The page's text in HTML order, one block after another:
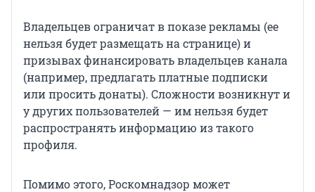
Владельцев ограничат в показе рекламы (ее
нельзя будет размещать на странице) и
призывах финансировать владельцев канала
(например, предлагать платные подписки
или просить донаты). Сложности возникнут и
у других пользователей — им нельзя будет
распространять информацию из такого
профиля.
Помимо этого, Роскомнадзор может